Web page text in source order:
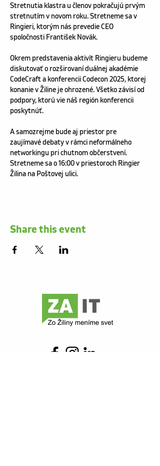
Stretnutia klastra u členov pokračujú prvým
stretnutím v novom roku. Stretneme sa v
Ringieri, ktorým nás prevedie CEO
spoločnosti František Novák.
Okrem predstavenia aktivít Ringieru budeme
diskutovať o rozširovaní duálnej akadémie
CodeCraft a konferencii Codecon 2025, ktorej
konanie v Žiline je ohrozené. Všetko závisí od
podpory, ktorú vie náš región konferencii
poskytnúť.
A samozrejme bude aj priestor pre
zaujímavé debaty v rámci neformálneho
networkingu pri chutnom občerstvení.
Stretneme sa o 16:00 v priestoroch Ringier
Žilina na Poštovej ulici.
Share this event